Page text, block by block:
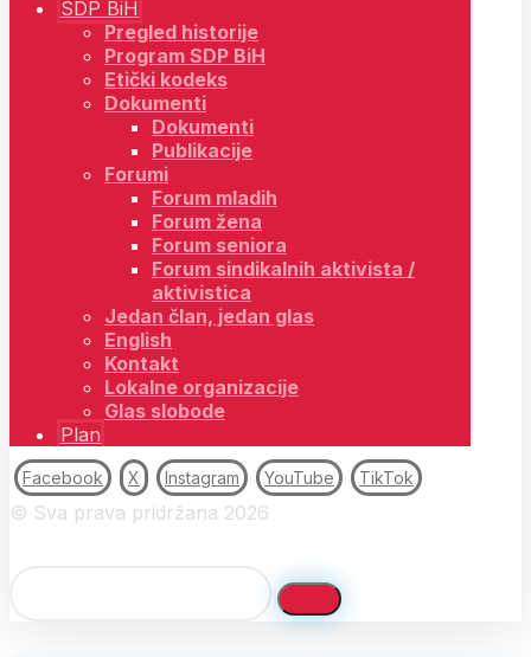
SDP BiH
Pregled historije
Program SDP BiH
Etički kodeks
Dokumenti
Dokumenti
Publikacije
Forumi
Forum mladih
Forum žena
Forum seniora
Forum sindikalnih aktivista /
aktivistica
Jedan član, jedan glas
English
Kontakt
Lokalne organizacije
Glas slobode
Plan
Facebook X Instagram YouTube TikTok
© Sva prava pridržana 2026